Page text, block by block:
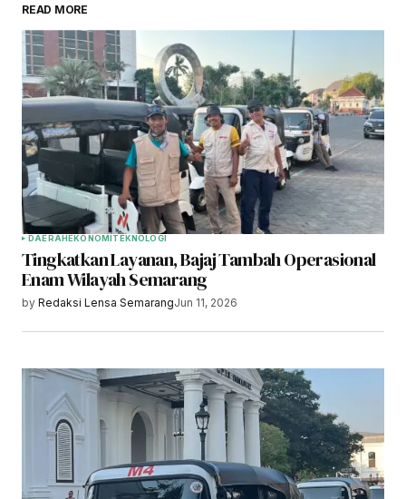
READ MORE
DAERAHEKONOMITEKNOLOGI
Tingkatkan Layanan, Bajaj Tambah Operasional
Enam Wilayah Semarang
by Redaksi Lensa SemarangJun 11, 2026